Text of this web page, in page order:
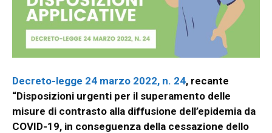
Decreto-legge 24 marzo 2022, n. 24, recante
“Disposizioni urgenti per il superamento delle
misure di contrasto alla diffusione dell’epidemia da
COVID-19, in conseguenza della cessazione dello